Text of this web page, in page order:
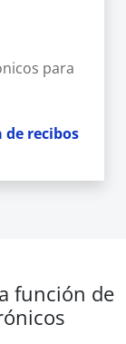
para
recibos
función de